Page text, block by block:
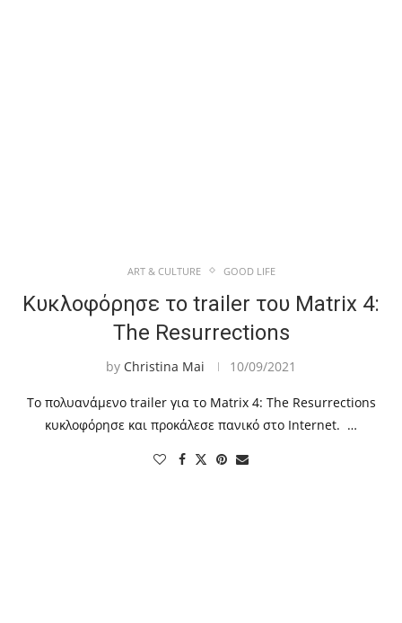
ART & CULTURE GOOD LIFE
Κυκλοφόρησε το trailer του Matrix 4:
The Resurrections
by Christina Mai 10/09/2021
Το πολυανάμενο trailer για το Matrix 4: The Resurrections
κυκλοφόρησε και προκάλεσε πανικό στο Internet. …